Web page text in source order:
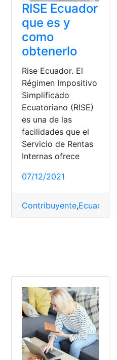
RISE Ecuador
que es y
como
obtenerlo
Rise Ecuador. El
Régimen Impositivo
Simplificado
Ecuatoriano (RISE)
es una de las
facilidades que el
Servicio de Rentas
Internas ofrece
07/12/2021
Contribuyente,Ecuador